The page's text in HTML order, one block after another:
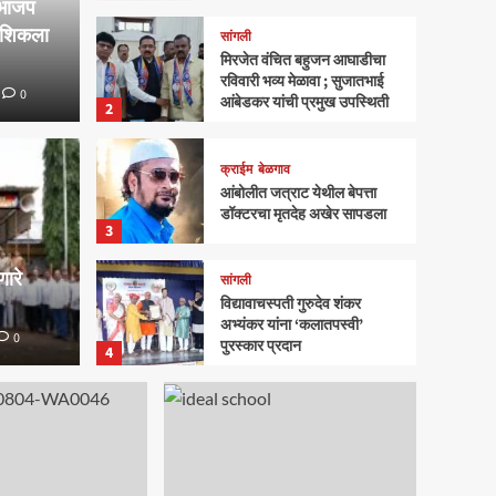
आघाडीचा रविवारी भव्य
यांची प्रमुख
0
0
0
2
सांगली
मिरजेत वंचित बहुजन आघाडीचा
रविवारी भव्य मेळावा ; सुजातभाई
आंबेडकर यांची प्रमुख उपस्थिती
3
क्राईम बेळगाव
आंबोलीत जत्राट येथील बेपत्ता
डॉक्टरचा मृतदेह अखेर सापडला
4
सांगली
विद्यावाचस्पती गुरुदेव शंकर
अभ्यंकर यांना ‘कलातपस्वी’
पुरस्कार प्रदान
सांगली